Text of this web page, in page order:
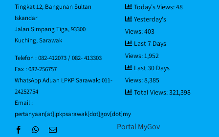
Tingkat 12, Bangunan Sultan
Iskandar
Jalan Simpang Tiga, 93300
Kuching, Sarawak
Telefon : 082-412073 / 082- 413303
Fax : 082-256757
WhatsApp Aduan LPKP Sarawak: 011-
24252754
Email :
pertanyaan[at]lpkpsarawak[dot]gov[dot]my
Soalan Lazim/FAQ
Direktori Pegawai
Hubungi Kami
Today's Views:48
Yesterday's
Views:403
Last 7 Days
Views:1,952
Last 30 Days
Views:8,385
Total Views:321,398
Portal MyGov